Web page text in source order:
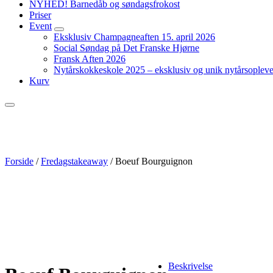
NYHED! Barnedåb og søndagsfrokost
Priser
Event
expand
child
menu
Eksklusiv Champagneaften 15. april 2026
Social Søndag på Det Franske Hjørne
Fransk Aften 2026
Nytårskokkeskole 2025 – eksklusiv og unik
Kurv
Menu
Forside /Fredagstakeaway / Boeuf Bourguignon
Beskrivelse